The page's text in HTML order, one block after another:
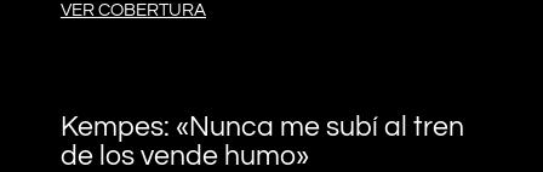
VER COBERTURA
Kempes: «Nunca me subí al tren
de los vende humo»